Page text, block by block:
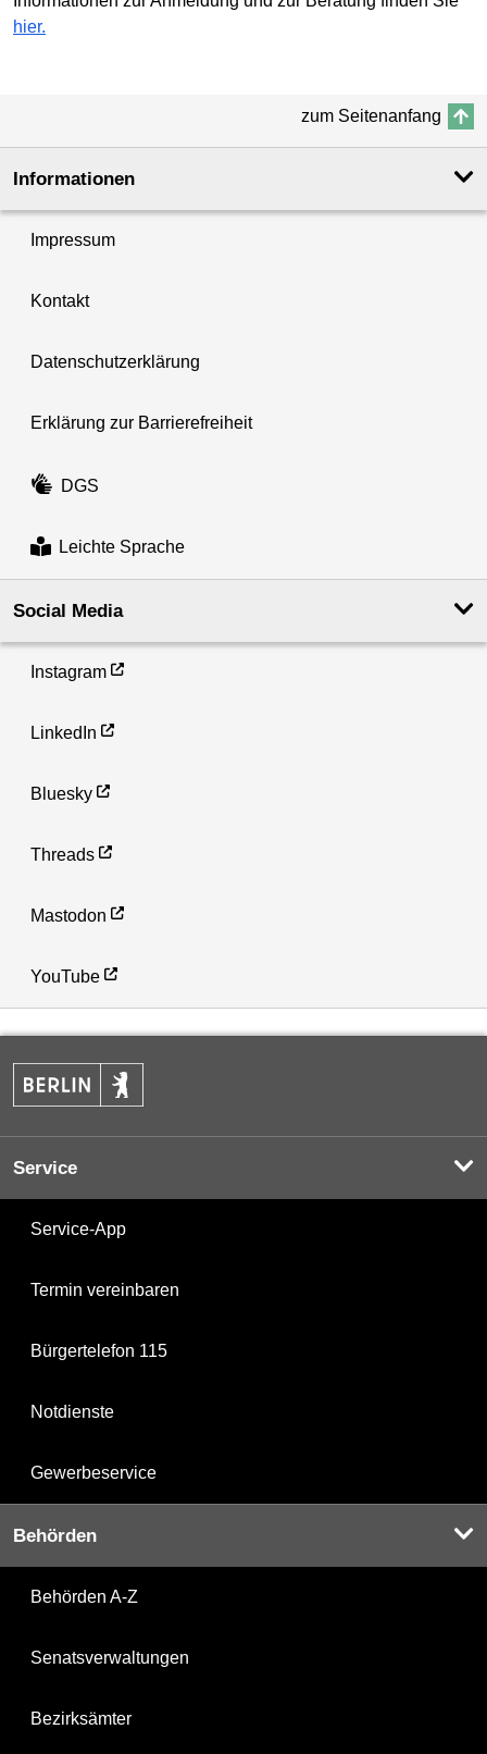
hier.
zum Seitenanfang
Informationen
Impressum
Kontakt
Datenschutzerklärung
Erklärung zur Barrierefreiheit
DGS
Leichte Sprache
Social Media
Instagram
LinkedIn
Bluesky
Threads
Mastodon
YouTube
Service
Service-App
Termin vereinbaren
Bürgertelefon 115
Notdienste
Gewerbeservice
Behörden
Behörden A-Z
Senatsverwaltungen
Bezirksämter